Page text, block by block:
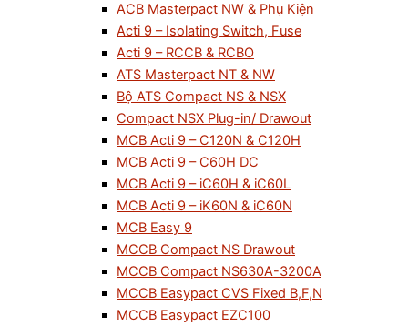
ACB Masterpact NW & Phụ Kiện
Acti 9 – Isolating Switch, Fuse
Acti 9 – RCCB & RCBO
ATS Masterpact NT & NW
Bộ ATS Compact NS & NSX
Compact NSX Plug-in/ Drawout
MCB Acti 9 – C120N & C120H
MCB Acti 9 – C60H DC
MCB Acti 9 – iC60H & iC60L
MCB Acti 9 – iK60N & iC60N
MCB Easy 9
MCCB Compact NS Drawout
MCCB Compact NS630A-3200A
MCCB Easypact CVS Fixed B,F,N
MCCB Easypact EZC100